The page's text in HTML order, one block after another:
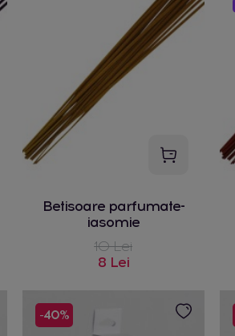
Betisoare parfumate-
iasomie
10 Lei
8 Lei
-40%